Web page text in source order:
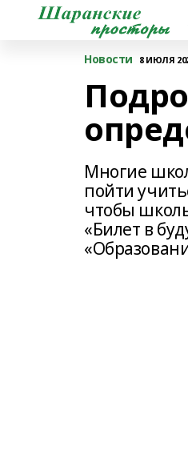
Новости 8 ИЮЛЯ
Многие
пойти
чтобы
«Билет в